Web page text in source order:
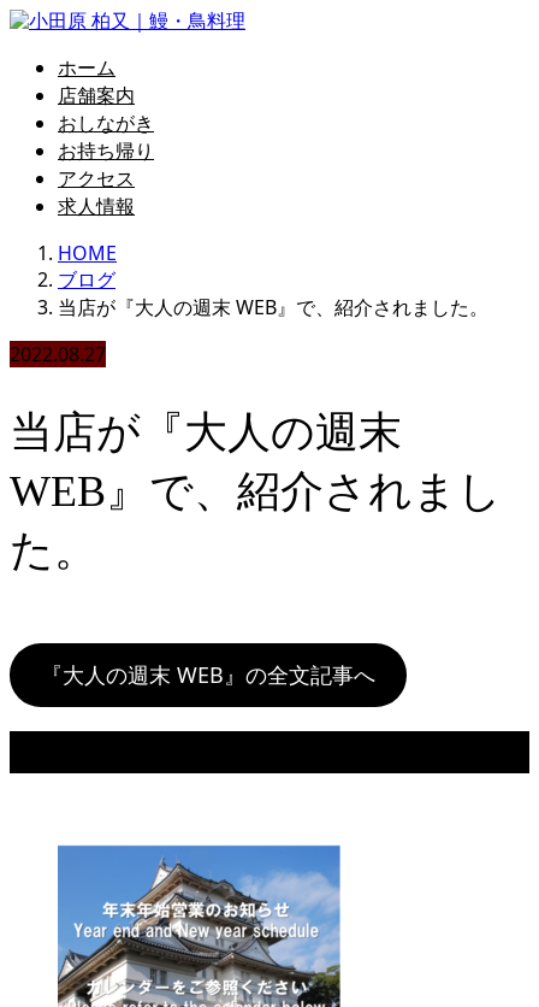
ホーム
店舗案内
おしながき
お持ち帰り
アクセス
求人情報
HOME
ブログ
当店が『大人の週末 WEB』で、紹介されました。
2022.08.27
当店が『大人の週末
WEB』で、紹介されまし
た。
『大人の週末 WEB』の全文記事へ